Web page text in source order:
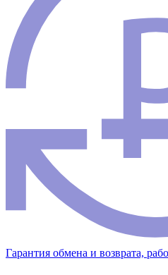
Гарантия обмена и возврата,